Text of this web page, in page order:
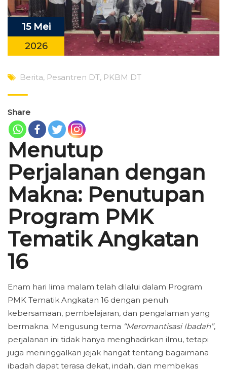
15 Mei
2026
Berita, Pesantren DT, PKBM DT
Share
Menutup
Perjalanan dengan
Makna: Penutupan
Program PMK
Tematik Angkatan
16
Enam hari lima malam telah dilalui dalam Program
PMK Tematik Angkatan 16 dengan penuh
kebersamaan, pembelajaran, dan pengalaman yang
bermakna. Mengusung tema “Meromantisasi Ibadah”,
perjalanan ini tidak hanya menghadirkan ilmu, tetapi
juga meninggalkan jejak hangat tentang bagaimana
ibadah dapat terasa dekat, indah, dan membekas